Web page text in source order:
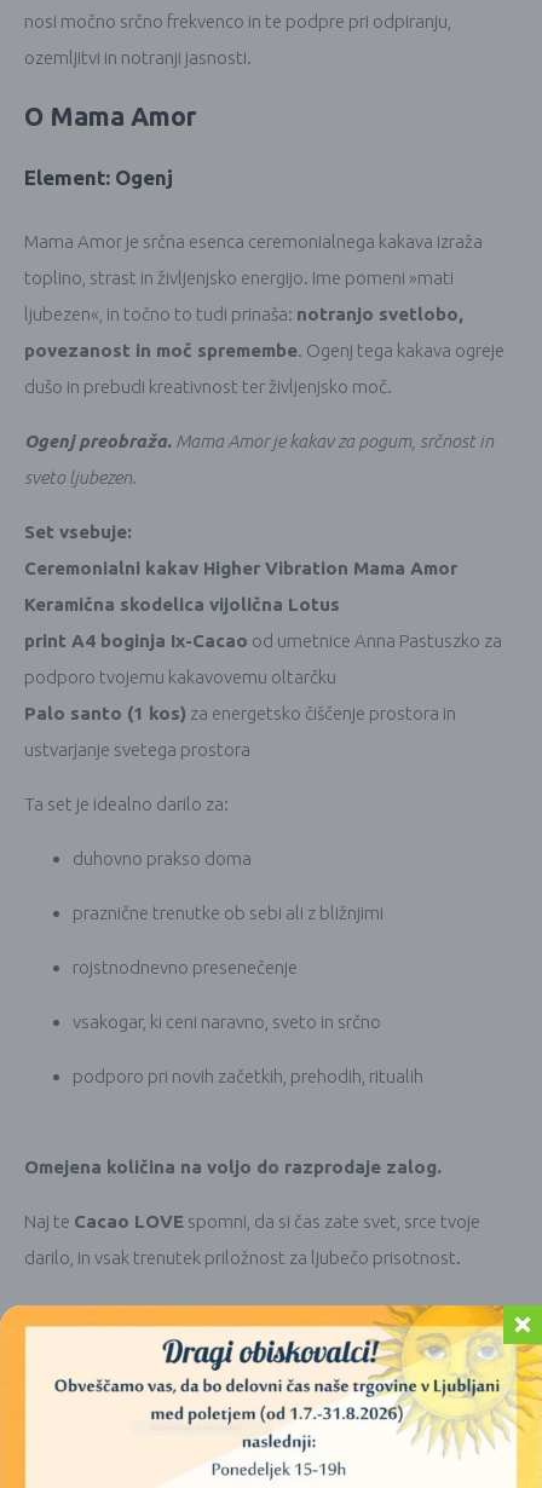
nosi močno srčno frekvenco in te podpre pri odpiranju,
ozemljitvi in notranji jasnosti.
O Mama Amor
Element: Ogenj
Mama Amor je srčna esenca ceremonialnega kakava izraža
toplino, strast in življenjsko energijo. Ime pomeni »mati
ljubezen«, in točno to tudi prinaša: notranjo svetlobo,
povezanost in moč spremembe. Ogenj tega kakava ogreje
dušo in prebudi kreativnost ter življenjsko moč.
Ogenj preobraža. Mama Amor je kakav za pogum, srčnost in
sveto ljubezen.
Set vsebuje:
Ceremonialni kakav Higher Vibration Mama Amor
Keramična skodelica vijolična Lotus
print A4 boginja Ix-Cacao od umetnice Anna Pastuszko za
podporo tvojemu kakavovemu oltarčku
Palo santo (1 kos) za energetsko čiščenje prostora in
ustvarjanje svetega prostora
Ta set je idealno darilo za:
duhovno prakso doma
praznične trenutke ob sebi ali z bližnjimi
rojstnodnevno presenečenje
vsakogar, ki ceni naravno, sveto in srčno
podporo pri novih začetkih, prehodih, ritualih
Omejena količina na voljo do razprodaje zalog.
Naj te Cacao LOVE spomni, da si čas zate svet, srce tvoje
darilo, in vsak trenutek priložnost za ljubečo prisotnost.
PODOBNI IZDELKI